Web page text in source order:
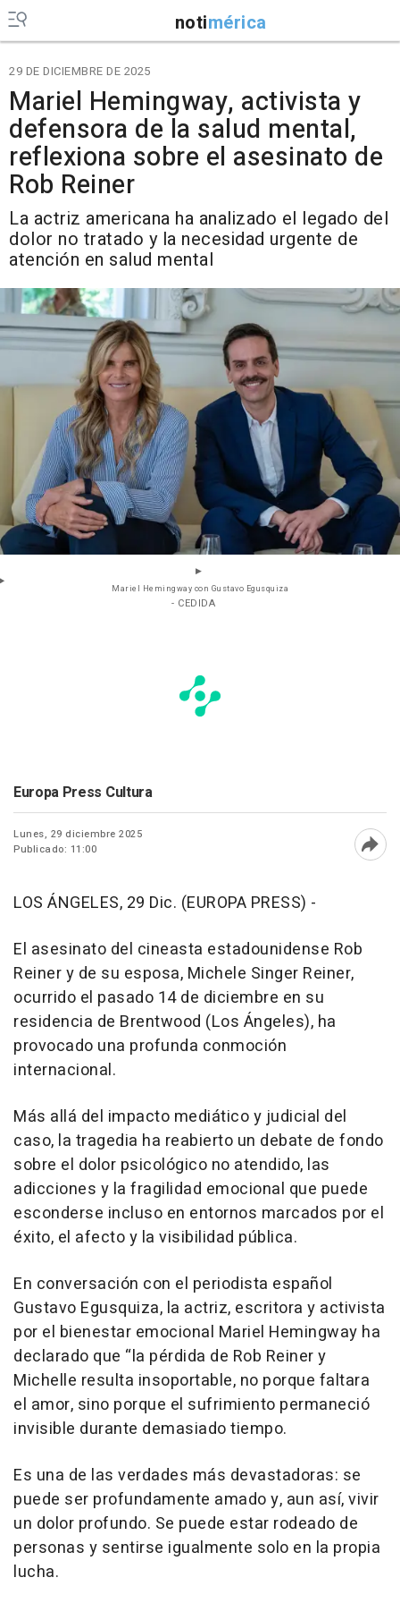
notimérica
29 DE DICIEMBRE DE 2025
Mariel Hemingway, activista y
defensora de la salud mental,
reflexiona sobre el asesinato de
Rob Reiner
La actriz americana ha analizado el legado del
dolor no tratado y la necesidad urgente de
atención en salud mental
Mariel Hemingway con Gustavo Egusquiza
- CEDIDA
Europa Press Cultura
Lunes, 29 diciembre 2025
Publicado: 11:00
LOS ÁNGELES, 29 Dic. (EUROPA PRESS) -
El asesinato del cineasta estadounidense Rob
Reiner y de su esposa, Michele Singer Reiner,
ocurrido el pasado 14 de diciembre en su
residencia de Brentwood (Los Ángeles), ha
provocado una profunda conmoción
internacional.
Más allá del impacto mediático y judicial del
caso, la tragedia ha reabierto un debate de fondo
sobre el dolor psicológico no atendido, las
adicciones y la fragilidad emocional que puede
esconderse incluso en entornos marcados por el
éxito, el afecto y la visibilidad pública.
En conversación con el periodista español
Gustavo Egusquiza, la actriz, escritora y activista
por el bienestar emocional Mariel Hemingway ha
declarado que “la pérdida de Rob Reiner y
Michelle resulta insoportable, no porque faltara
el amor, sino porque el sufrimiento permaneció
invisible durante demasiado tiempo.
Es una de las verdades más devastadoras: se
puede ser profundamente amado y, aun así, vivir
un dolor profundo. Se puede estar rodeado de
personas y sentirse igualmente solo en la propia
lucha.